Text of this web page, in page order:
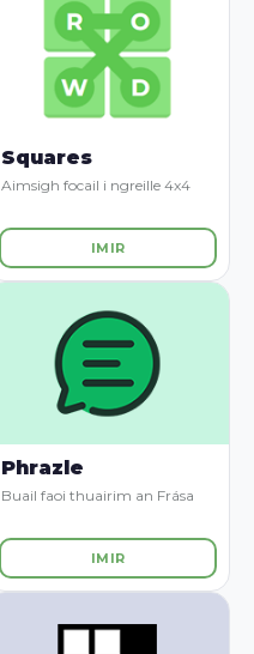
Squares
Aimsigh focail i ngreille 4x4
IMIR
Phrazle
Buail faoi thuairim an Frása
IMIR